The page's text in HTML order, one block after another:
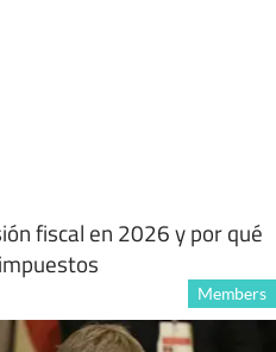
fiscal en 2026 y por qué
Members